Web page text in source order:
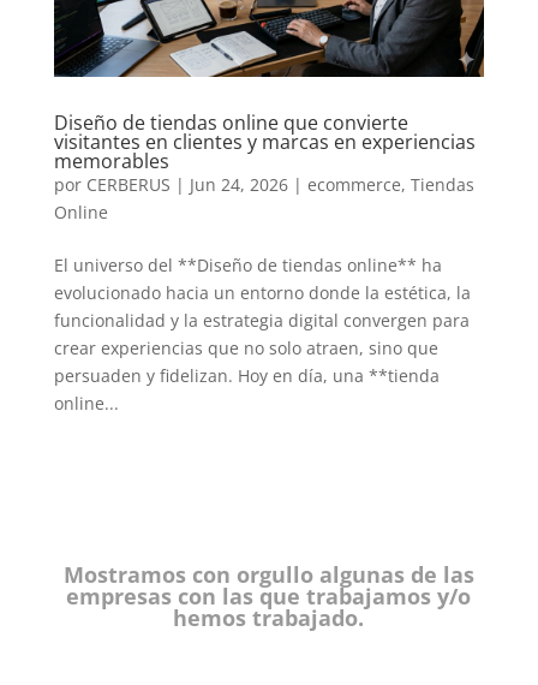
Diseño de tiendas online que convierte
visitantes en clientes y marcas en experiencias
memorables
por CERBERUS | Jun 24, 2026| ecommerce, Tiendas
Online
El universo del **Diseño de tiendas online** ha
evolucionado hacia un entorno donde la estética, la
funcionalidad y la estrategia digital convergen para
crear experiencias que no solo atraen, sino que
persuaden y fidelizan. Hoy en día, una **tienda
online...
Mostramos con orgullo algunas de las
empresas con las que trabajamos y/o
hemos trabajado.